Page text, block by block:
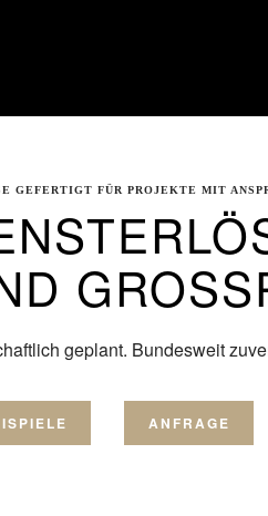
GEFERTIGT FÜR PROJEKTE MIT
geplant. Bundesweit
ANFRAGE